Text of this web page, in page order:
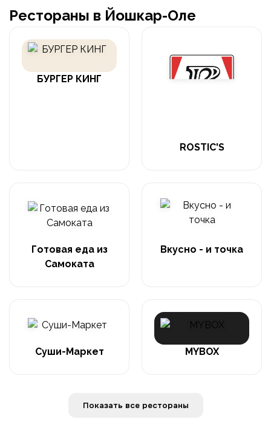
Рестораны в Йошкар-Оле
БУРГЕР КИНГ
ROSTIC'S
Готовая еда из
Самоката
Вкусно - и точка
Суши-Маркет MYBOX
Показать все рестораны